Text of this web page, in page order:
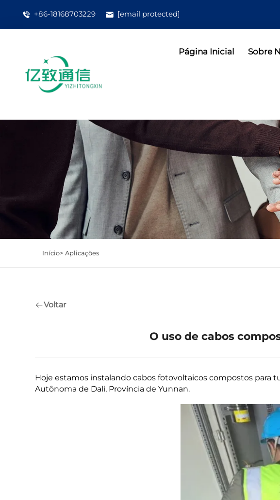
+86-18168703229 [email protected]
Página Inicial Sobre
Início> Aplicações
Voltar
O uso de cabos
Hoje estamos instalando cabos fotovoltaicos compostos para
Autônoma de Dali, Província de Yunnan.